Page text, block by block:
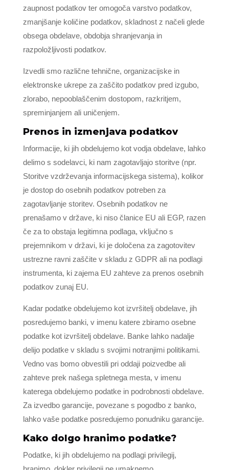
zaupnost podatkov ter omogoča varstvo podatkov,
zmanjšanje količine podatkov, skladnost z načeli glede
obsega obdelave, obdobja shranjevanja in
razpoložljivosti podatkov.
Izvedli smo različne tehnične, organizacijske in
elektronske ukrepe za zaščito podatkov pred izgubo,
zlorabo, nepooblaščenim dostopom, razkritjem,
spreminjanjem ali uničenjem.
Prenos in izmenjava podatkov
Informacije, ki jih obdelujemo kot vodja obdelave, lahko
delimo s sodelavci, ki nam zagotavljajo storitve (npr.
Storitve vzdrževanja informacijskega sistema), kolikor
je dostop do osebnih podatkov potreben za
zagotavljanje storitev. Osebnih podatkov ne
prenašamo v države, ki niso članice EU ali EGP, razen
če za to obstaja legitimna podlaga, vključno s
prejemnikom v državi, ki je določena za zagotovitev
ustrezne ravni zaščite v skladu z GDPR ali na podlagi
instrumenta, ki zajema EU zahteve za prenos osebnih
podatkov zunaj EU.
Kadar podatke obdelujemo kot izvršitelj obdelave, jih
posredujemo banki, v imenu katere zbiramo osebne
podatke kot izvršitelj obdelave. Banke lahko nadalje
delijo podatke v skladu s svojimi notranjimi politikami.
Vedno vas bomo obvestili pri oddaji poizvedbe ali
zahteve prek našega spletnega mesta, v imenu
katerega obdelujemo podatke in podrobnosti obdelave.
Za izvedbo garancije, povezane s pogodbo z banko,
lahko vaše podatke posredujemo ponudniku garancije.
Kako dolgo hranimo podatke?
Podatke, ki jih obdelujemo na podlagi privilegij,